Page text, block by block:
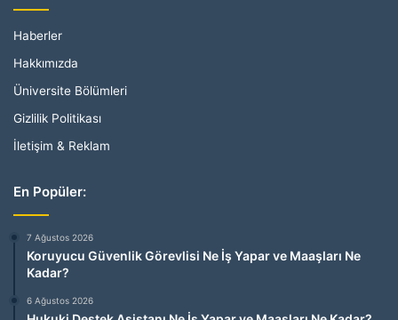
Haberler
Hakkımızda
Üniversite Bölümleri
Gizlilik Politikası
İletişim & Reklam
En Popüler:
7 Ağustos 2026
Koruyucu Güvenlik Görevlisi Ne İş Yapar ve Maaşları Ne
Kadar?
6 Ağustos 2026